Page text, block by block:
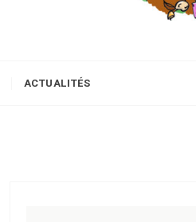
ACTUALITÉS